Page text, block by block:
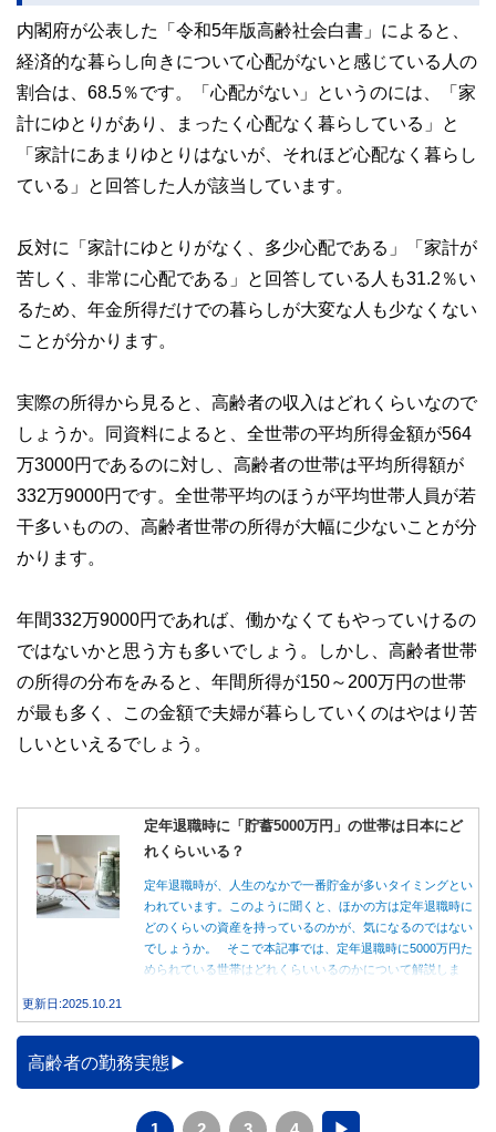
をわかりやすく発信している点です。
執筆者・監修者による執筆体制を築くことで、内容のわかり
やすさはもちろんのこと、読み応えのあるコンテンツと確か
な情報発信を実現しています。
私たちは、快適でより良い生活のアイデアを提供するお金の
コンシェルジュを目指します。
内閣府が公表した「令和5年版高齢社会白書」によると、
経済的な暮らし向きについて心配がないと感じている人の
割合は、68.5％です。「心配がない」というのには、「家
計にゆとりがあり、まったく心配なく暮らしている」と
「家計にあまりゆとりはないが、それほど心配なく暮らし
ている」と回答した人が該当しています。
反対に「家計にゆとりがなく、多少心配である」「家計が
苦しく、非常に心配である」と回答している人も31.2％い
るため、年金所得だけでの暮らしが大変な人も少なくない
ことが分かります。
実際の所得から見ると、高齢者の収入はどれくらいなので
しょうか。同資料によると、全世帯の平均所得金額が564
万3000円であるのに対し、高齢者の世帯は平均所得額が
332万9000円です。全世帯平均のほうが平均世帯人員が若
干多いものの、高齢者世帯の所得が大幅に少ないことが分
かります。
年間332万9000円であれば、働かなくてもやっていけるの
ではないかと思う方も多いでしょう。しかし、高齢者世帯
の所得の分布をみると、年間所得が150～200万円の世帯
が最も多く、この金額で夫婦が暮らしていくのはやはり苦
しいといえるでしょう。
定年退職時に「貯蓄5000万円」の世帯は日本にど
れくらいいる？
定年退職時が、人生のなかで一番貯金が多いタイミングとい
われています。このように聞くと、ほかの方は定年退職時に
どのくらいの資産を持っているのかが、気になるのではない
でしょうか。 そこで本記事では、定年退職時に5000万円た
められている世帯はどれくらいいるのかについて解説しま
更新日:2025.10.21
高齢者の勤務実態